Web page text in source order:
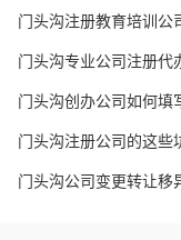
门头沟注册教育培训公
门头沟专业公司注册代
门头沟创办公司如何填
门头沟注册公司的这些
门头沟公司变更转让移